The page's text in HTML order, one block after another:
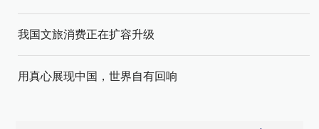
我国文旅消费正在扩容升级
用真心展现中国，世界自有回响